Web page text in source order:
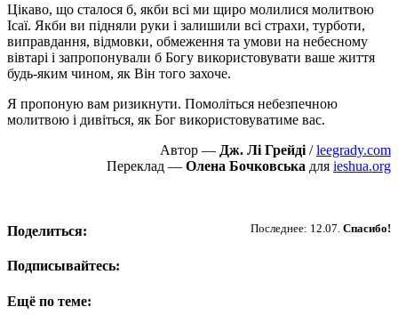
Цікаво, що сталося б, якби всі ми щиро молилися молитвою
Ісаї. Якби ви підняли руки і залишили всі страхи, турботи,
виправдання, відмовки, обмеження та умови на небесному
вівтарі і запропонували б Богу використовувати ваше життя
будь-яким чином, як Він того захоче.
Я пропоную вам ризикнути. Помоліться небезпечною
молитвою і дивіться, як Бог використовуватиме вас.
Автор — Дж. Лі Грейді /leegrady.com
Переклад — Олена Бочковська для ieshua.org
Последнее: 12.07. Спасибо!
Поделиться:
Подписывайтесь:
Ещё по теме: